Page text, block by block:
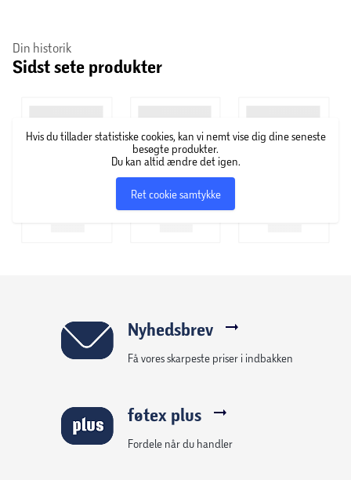
Din historik
Sidst sete produkter
Hvis du tillader statistiske cookies, kan vi nemt vise dig dine seneste
besøgte produkter.
Du kan altid ændre det igen.
Ret cookie samtykke
Nyhedsbrev
Få vores skarpeste priser i indbakken
føtex plus
Fordele når du handler